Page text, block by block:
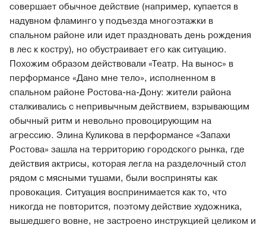
совершает обычное действие (например, купается в
надувном фламинго у подъезда многоэтажки в
спальном районе или идет праздновать день рождения
в лес к костру), но обустраивает его как ситуацию.
Похожим образом действовали «Театр. На вынос» в
перформансе «Дано мне тело», исполненном в
спальном районе Ростова-на-Дону: жители района
сталкивались с непривычным действием, взрывающим
обычный ритм и невольно провоцирующим на
агрессию. Элина Куликова в перформансе «Запахи
Ростова» зашла на территорию городского рынка, где
действия актрисы, которая легла на разделочный стол
рядом с мясными тушами, были восприняты как
провокация. Ситуация воспринимается как то, что
никогда не повторится, поэтому действие художника,
вышедшего вовне, не застроено инструкцией целиком и